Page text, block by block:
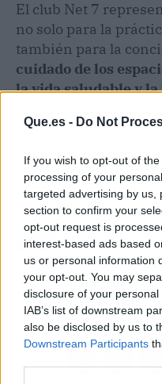
Que.es - Do Not
If you wish to opt-out of
processing of your
targeted advertising by us,
section to confirm your
opt-out request is
interest-based ads based
us or personal information
your opt-out. You may
disclosure of your
IAB’s list of downstream
also be disclosed by us to
Downstream Participants
El club Net 7
no solo para la
también para la
cuidado de los
la vida saludable y
. Net 7
web que permite
víaonlinepara
Artículo anterior
Ikusee.tv apuesta por
estrategia audiovisual
en las campañas de
marketing de sus
clientes